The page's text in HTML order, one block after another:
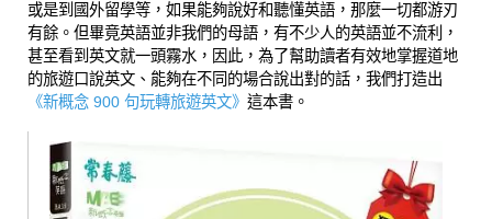
或是到國外留學等，如果能夠說好和聽懂英語，那麼一切都游刃
有餘。但畢竟英語並非我們的母語，有不少人的英語並不流利，
甚至看到英文就一頭霧水，因此，為了幫助讀者有效地掌握道地
的旅遊口說英文、能夠在不同的場合說出對的話，我們打造出
《新概念 900 句玩轉旅遊英文》 這本書。